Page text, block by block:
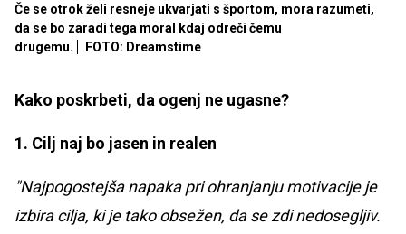
Če se otrok želi resneje ukvarjati s športom, mora razumeti,
da se bo zaradi tega moral kdaj odreči čemu
drugemu.
FOTO: Dreamstime
Kako poskrbeti, da ogenj ne ugasne?
1. Cilj naj bo jasen in realen
"Najpogostejša napaka pri ohranjanju motivacije je
izbira cilja, ki je tako obsežen, da se zdi nedosegljiv.